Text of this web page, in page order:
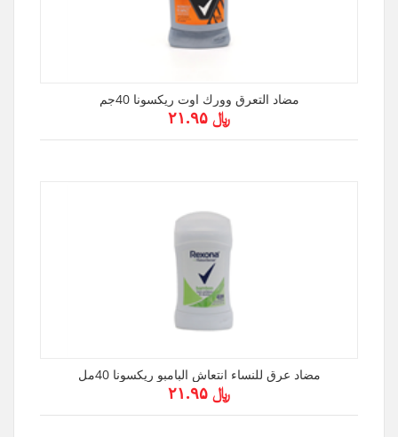
مضاد التعرق وورك اوت ريكسونا 40جم
﷼ ۲۱.۹۵
مضاد عرق للنساء انتعاش البامبو ريكسونا 40مل
﷼ ۲۱.۹۵